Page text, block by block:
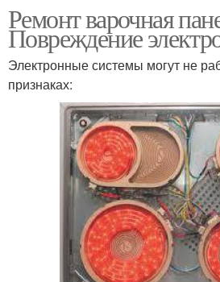
Ремонт варочная
Повреждение
Электронные системы могут не
признаках: